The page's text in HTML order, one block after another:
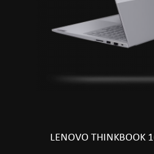
LENOVO THINKBOOK